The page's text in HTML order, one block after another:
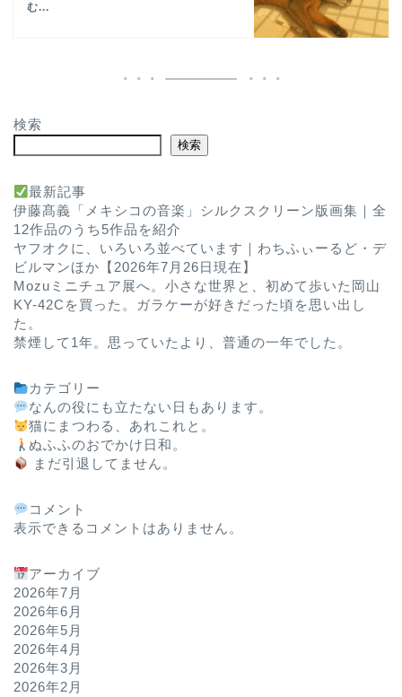
む...
検索
検索
最新記事
伊藤髙義「メキシコの音楽」シルクスクリーン版画集｜全
12作品のうち5作品を紹介
ヤフオクに、いろいろ並べています｜わちふぃーるど・デ
ビルマンほか【2026年7月26日現在】
Mozuミニチュア展へ。小さな世界と、初めて歩いた岡山
KY-42Cを買った。ガラケーが好きだった頃を思い出し
た。
禁煙して1年。思っていたより、普通の一年でした。
カテゴリー
なんの役にも立たない日もあります。
猫にまつわる、あれこれと。
ぬふふのおでかけ日和。
まだ引退してません。
コメント
表示できるコメントはありません。
アーカイブ
2026年7月
2026年6月
2026年5月
2026年4月
2026年3月
2026年2月